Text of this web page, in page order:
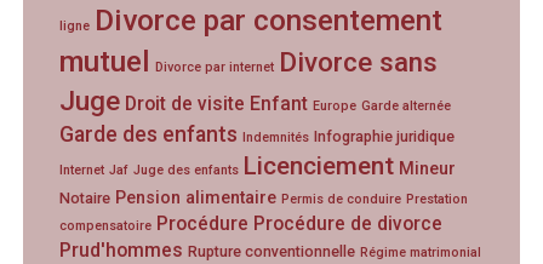
ligne Divorce par consentement
mutuel Divorce par internet Divorce sans
Juge Droit de visite Enfant Europe Garde alternée
Garde des enfants Indemnités Infographie juridique
Internet Jaf Juge des enfants Licenciement Mineur
Notaire Pension alimentaire Permis de conduire Prestation
compensatoire Procédure Procédure de divorce
Prud'hommes Rupture conventionnelle Régime matrimonial